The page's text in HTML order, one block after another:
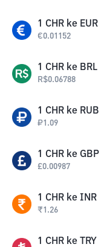
1 CHR ke EUR
€0.01152
1 CHR ke BRL
R$0.06788
1 CHR ke RUB
₽1.09
1 CHR ke GBP
£0.00987
1 CHR ke INR
₹1.26
1 CHR ke TRY